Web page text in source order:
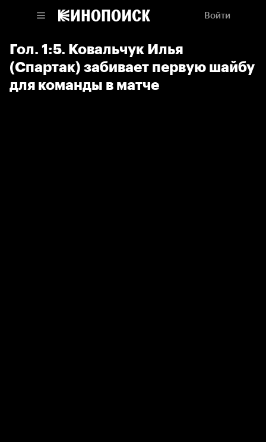
Войти
Гол. 1:5. Ковальчук Илья
(Спартак) забивает первую шайбу
для команды в матче